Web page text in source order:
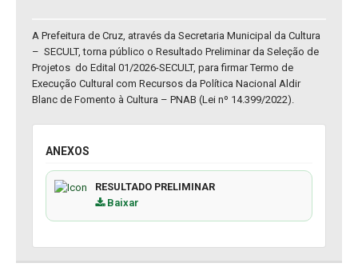
A Prefeitura de Cruz, através da Secretaria Municipal da Cultura
– SECULT, torna público o Resultado Preliminar da Seleção de
Projetos do Edital 01/2026-SECULT, para firmar Termo de
Execução Cultural com Recursos da Política Nacional Aldir
Blanc de Fomento à Cultura – PNAB (Lei nº 14.399/2022).
ANEXOS
RESULTADO PRELIMINAR
Baixar